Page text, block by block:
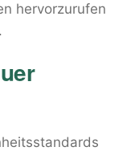
hervorzurufen